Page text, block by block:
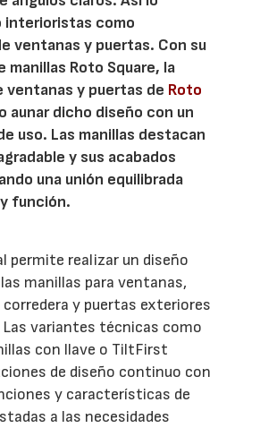
interioristas como
ventanas y puertas. Con su
manillas Roto Square, la
ventanas y puertas de Roto
aunar dicho diseño con un
uso. Las manillas destacan
y sus acabados
una unión equilibrada
función.
permite realizar un diseño
manillas para ventanas,
y puertas exteriores
Las variantes técnicas como
con llave o TiltFirst
de diseño continuo con
y características de
a las necesidades